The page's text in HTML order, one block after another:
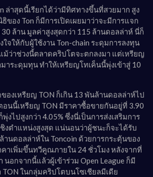
ล่าสุดนี้เรียกได้ว่ามีทิศทางขึ้นที่สวยมาก สูง
ของ Ton ก็มีการเปิดเผยมาว่าจะมีการแจก
30 ล้าน มูลค่าสูงสุดกว่า 115 ล้านดอลล่าห์ นี่ก็
ใจให้กับผู้ใช้งาน Ton-chain ระดุมการลงทุน
ม้ว่าช่วงนี้ตลาดคริปโตจะตกลงมา แต่เหรียญ
าระดุมทุน ทำให้เหรียญโทเค็นนี้พุ่งเข้าสู่ 10
องเหรียญ TON ก็เกิน 13 พันล้านดอลล่าห์ไป
อนนี้เหรียญ TON มีราคาซื้อขายกันอยู่ที่ 3.90
งไปสูงกว่า 4.05% ซึ่งนี่เป็นการส่งเสริมการ
งตำแหน่งสูงสุด แน่นอนว่าผู้ชนะก็จะได้รับ
านดอลล่าห์ใน Toncoin ด้วยการกระตุ้นของ
คาเพิ่มขึ้นทวีคูณภายใน 24 ชั่วโมง หลังจากที่
นอกจากนี้แล้วผู้เข้าร่วม Open League ก็มี
ในกลุ่มคริปโตบนโซเชียลมีเดีย